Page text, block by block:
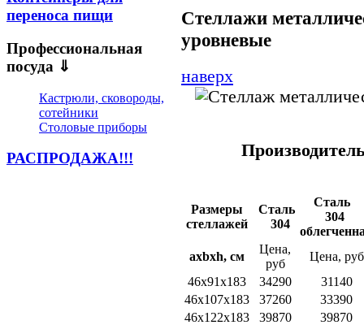
переноса пищи
Профессиональная
посуда ⇓
Кастрюли, сковороды,
сотейники
Столовые приборы
РАСПРОДАЖА!!!
Стеллажи
уровневые
наверх
Размеры
стеллажей
Сталь
304
Сталь
304
axbxh, см
Цена,
руб
Цена, руб
46х91х183
34290
31140
46х107х183
37260
33390
46х122х183
39870
39870